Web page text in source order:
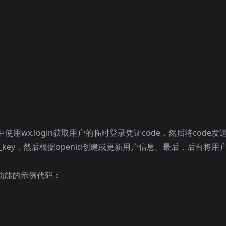
使用wx.login获取用户的临时登录凭证code，然后将code发
，然后根据openid创建或更新用户信息。最后，后台将用
的示例代码：